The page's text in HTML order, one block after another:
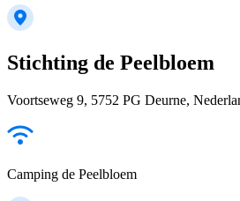
Stichting de Peelbloem
Voortseweg 9, 5752 PG Deurne,
Camping de Peelbloem